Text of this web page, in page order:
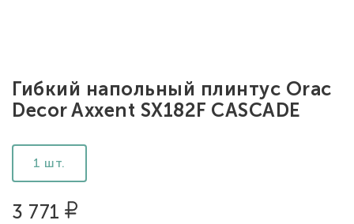
Гибкий напольный плинтус Orac
Decor Axxent SX182F CASCADE
1 шт.
3 771